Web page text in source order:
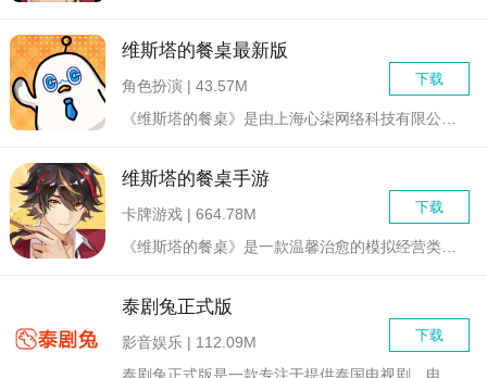
维斯塔的餐桌最新版
下载
角色扮演 | 43.57M
维斯塔的餐桌手游
下载
卡牌游戏 | 664.78M
泰剧兔正式版
下载
影音娱乐 | 112.09M